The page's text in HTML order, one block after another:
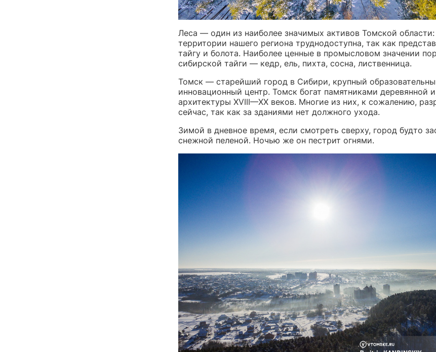
Леса — один из наиболее значимых активов Томской
территории нашего региона труднодоступна, так как
тайгу и болота. Наиболее ценные в промысловом значении
сибирской тайги — кедр, ель, пихта, сосна, лиственница.
Томск — старейший город в Сибири, крупный
инновационный центр. Томск богат памятниками деревянной
архитектуры XVIII—XX веков. Многие из них, к сожалению,
сейчас, так как за зданиями нет должного ухода.
Зимой в дневное время, если смотреть сверху, город будто
снежной пеленой. Ночью же он пестрит огнями.